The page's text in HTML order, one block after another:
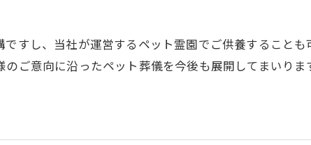
すし、当社が運営するペット霊園でご供養すること
ご意向に沿ったペット葬儀を今後も展開してまいり